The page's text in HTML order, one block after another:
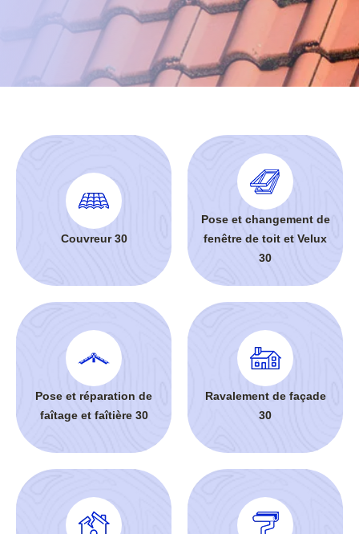
Couvreur 30
Pose et changement de
fenêtre de toit et Velux
30
Pose et réparation de
faîtage et faîtière 30
Ravalement de façade
30